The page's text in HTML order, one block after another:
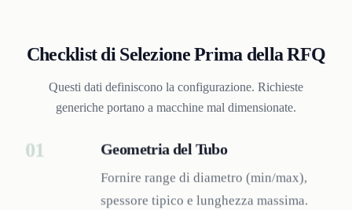
Checklist di Selezione Prima della RFQ
Questi dati definiscono la configurazione. Richieste
generiche portano a macchine mal dimensionate.
01 Geometria del Tubo
Fornire range di diametro (min/max),
spessore tipico e lunghezza massima.